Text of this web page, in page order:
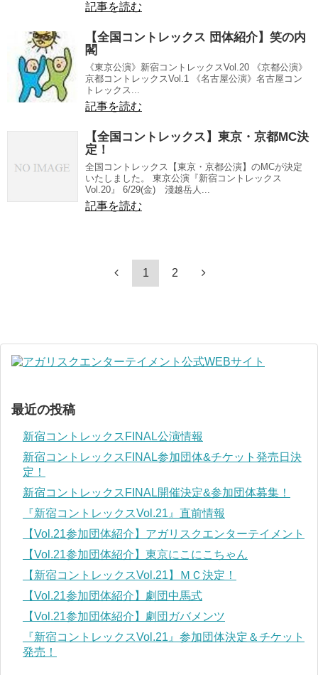
記事を読む
【全国コントレックス 団体紹介】笑の内
閣
《東京公演》新宿コントレックスVol.20 《京都公演》
京都コントレックスVol.1 《名古屋公演》名古屋コン
トレックス...
記事を読む
【全国コントレックス】東京・京都MC決
定！
全国コントレックス【東京・京都公演】のMCが決定
いたしました。 東京公演『新宿コントレックス
Vol.20』 6/29(金) 淺越岳人...
記事を読む
1 2
最近の投稿
新宿コントレックスFINAL公演情報
新宿コントレックスFINAL参加団体&チケット発売日決
定！
新宿コントレックスFINAL開催決定&参加団体募集！
『新宿コントレックスVol.21』直前情報
【Vol.21参加団体紹介】アガリスクエンターテイメント
【Vol.21参加団体紹介】東京にこにこちゃん
【新宿コントレックスVol.21】ＭＣ決定！
【Vol.21参加団体紹介】劇団中馬式
【Vol.21参加団体紹介】劇団ガバメンツ
『新宿コントレックスVol.21』参加団体決定＆チケット
発売！